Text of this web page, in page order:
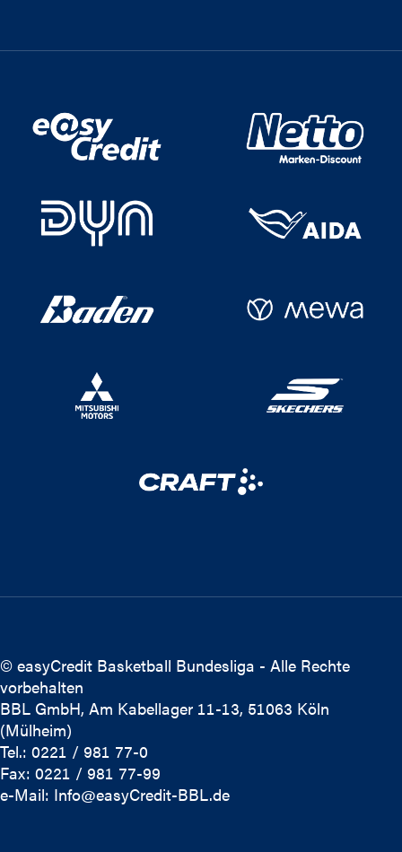
© easyCredit Basketball Bundesliga - Alle Rechte
vorbehalten
BBL GmbH, Am Kabellager 11-13, 51063 Köln
(Mülheim)
Tel.: 0221 / 981 77-0
Fax: 0221 / 981 77-99
e-Mail: Info@easyCredit-BBL.de